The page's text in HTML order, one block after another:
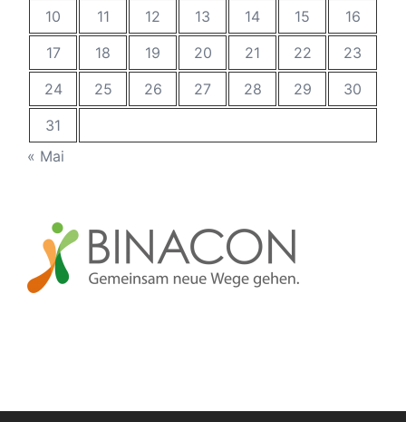
10
11 12 13 14 15
16
17
18 19 20 21 22
23
24
25 26 27 28 29
30
31
« Mai